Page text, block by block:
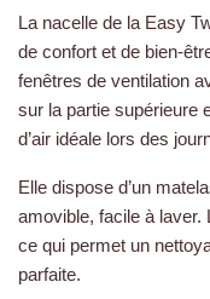
La nacelle de la Easy
de confort et de bien-
fenêtres de ventilation
sur la partie supérieure
d’air idéale lors des
Elle dispose d’un
amovible, facile à laver.
ce qui permet un
parfaite.